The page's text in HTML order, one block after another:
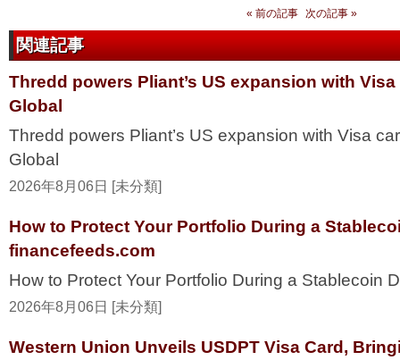
« 前の記事 次の記事 »
関連記事
Thredd powers Pliant’s US expansion with
Global
Thredd powers Pliant’s US expansion with Visa
Global
2026年8月06日 [未分類]
How to Protect Your Portfolio During a
financefeeds.com
How to Protect Your Portfolio During a Stablecoin
2026年8月06日 [未分類]
Western Union Unveils USDPT Visa Card,